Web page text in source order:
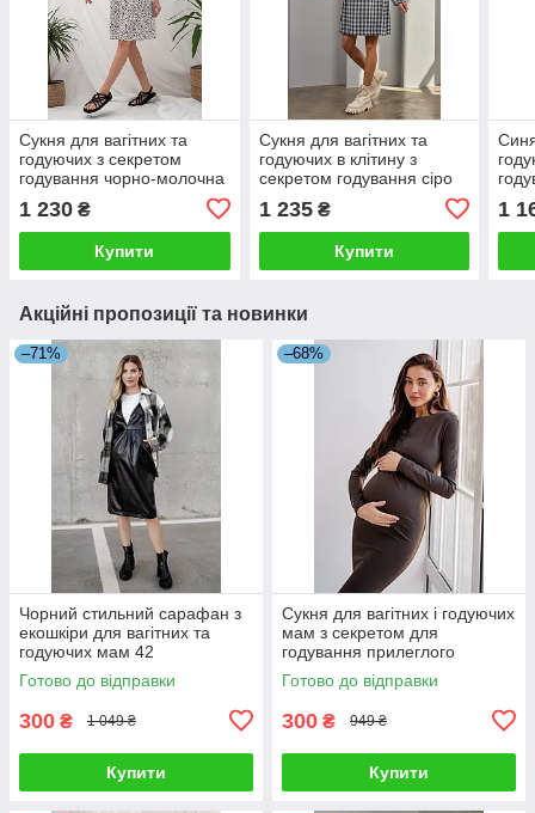
Сукня для вагітних та
годуючих з секретом
годування чорно-молочна
1 230 ₴
Купити
Сукня для вагітних та
годуючих в клітину з
секретом годування сіро
1 235₴
Купити
1
Акційні пропозиції та новинки
–71%
Чорний стильний сарафан з
екошкіри для вагітних та
годуючих мам 42
Готово до відправки
300 ₴ 1 049 ₴
Купити
–68%
Сукня для вагітних і годуючих
мам з секретом для
годування прилеглого
силуету колір хакі 42
Готово до відправки
300 ₴ 949 ₴
Купити